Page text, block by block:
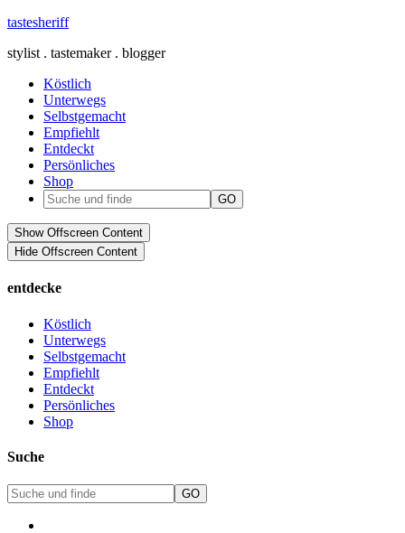
tastesheriff
stylist . tastemaker . blogger
Köstlich
Unterwegs
Selbstgemacht
Empfiehlt
Entdeckt
Persönliches
Shop
Show Offscreen Content
Hide Offscreen Content
entdecke
Köstlich
Unterwegs
Selbstgemacht
Empfiehlt
Entdeckt
Persönliches
Shop
Suche